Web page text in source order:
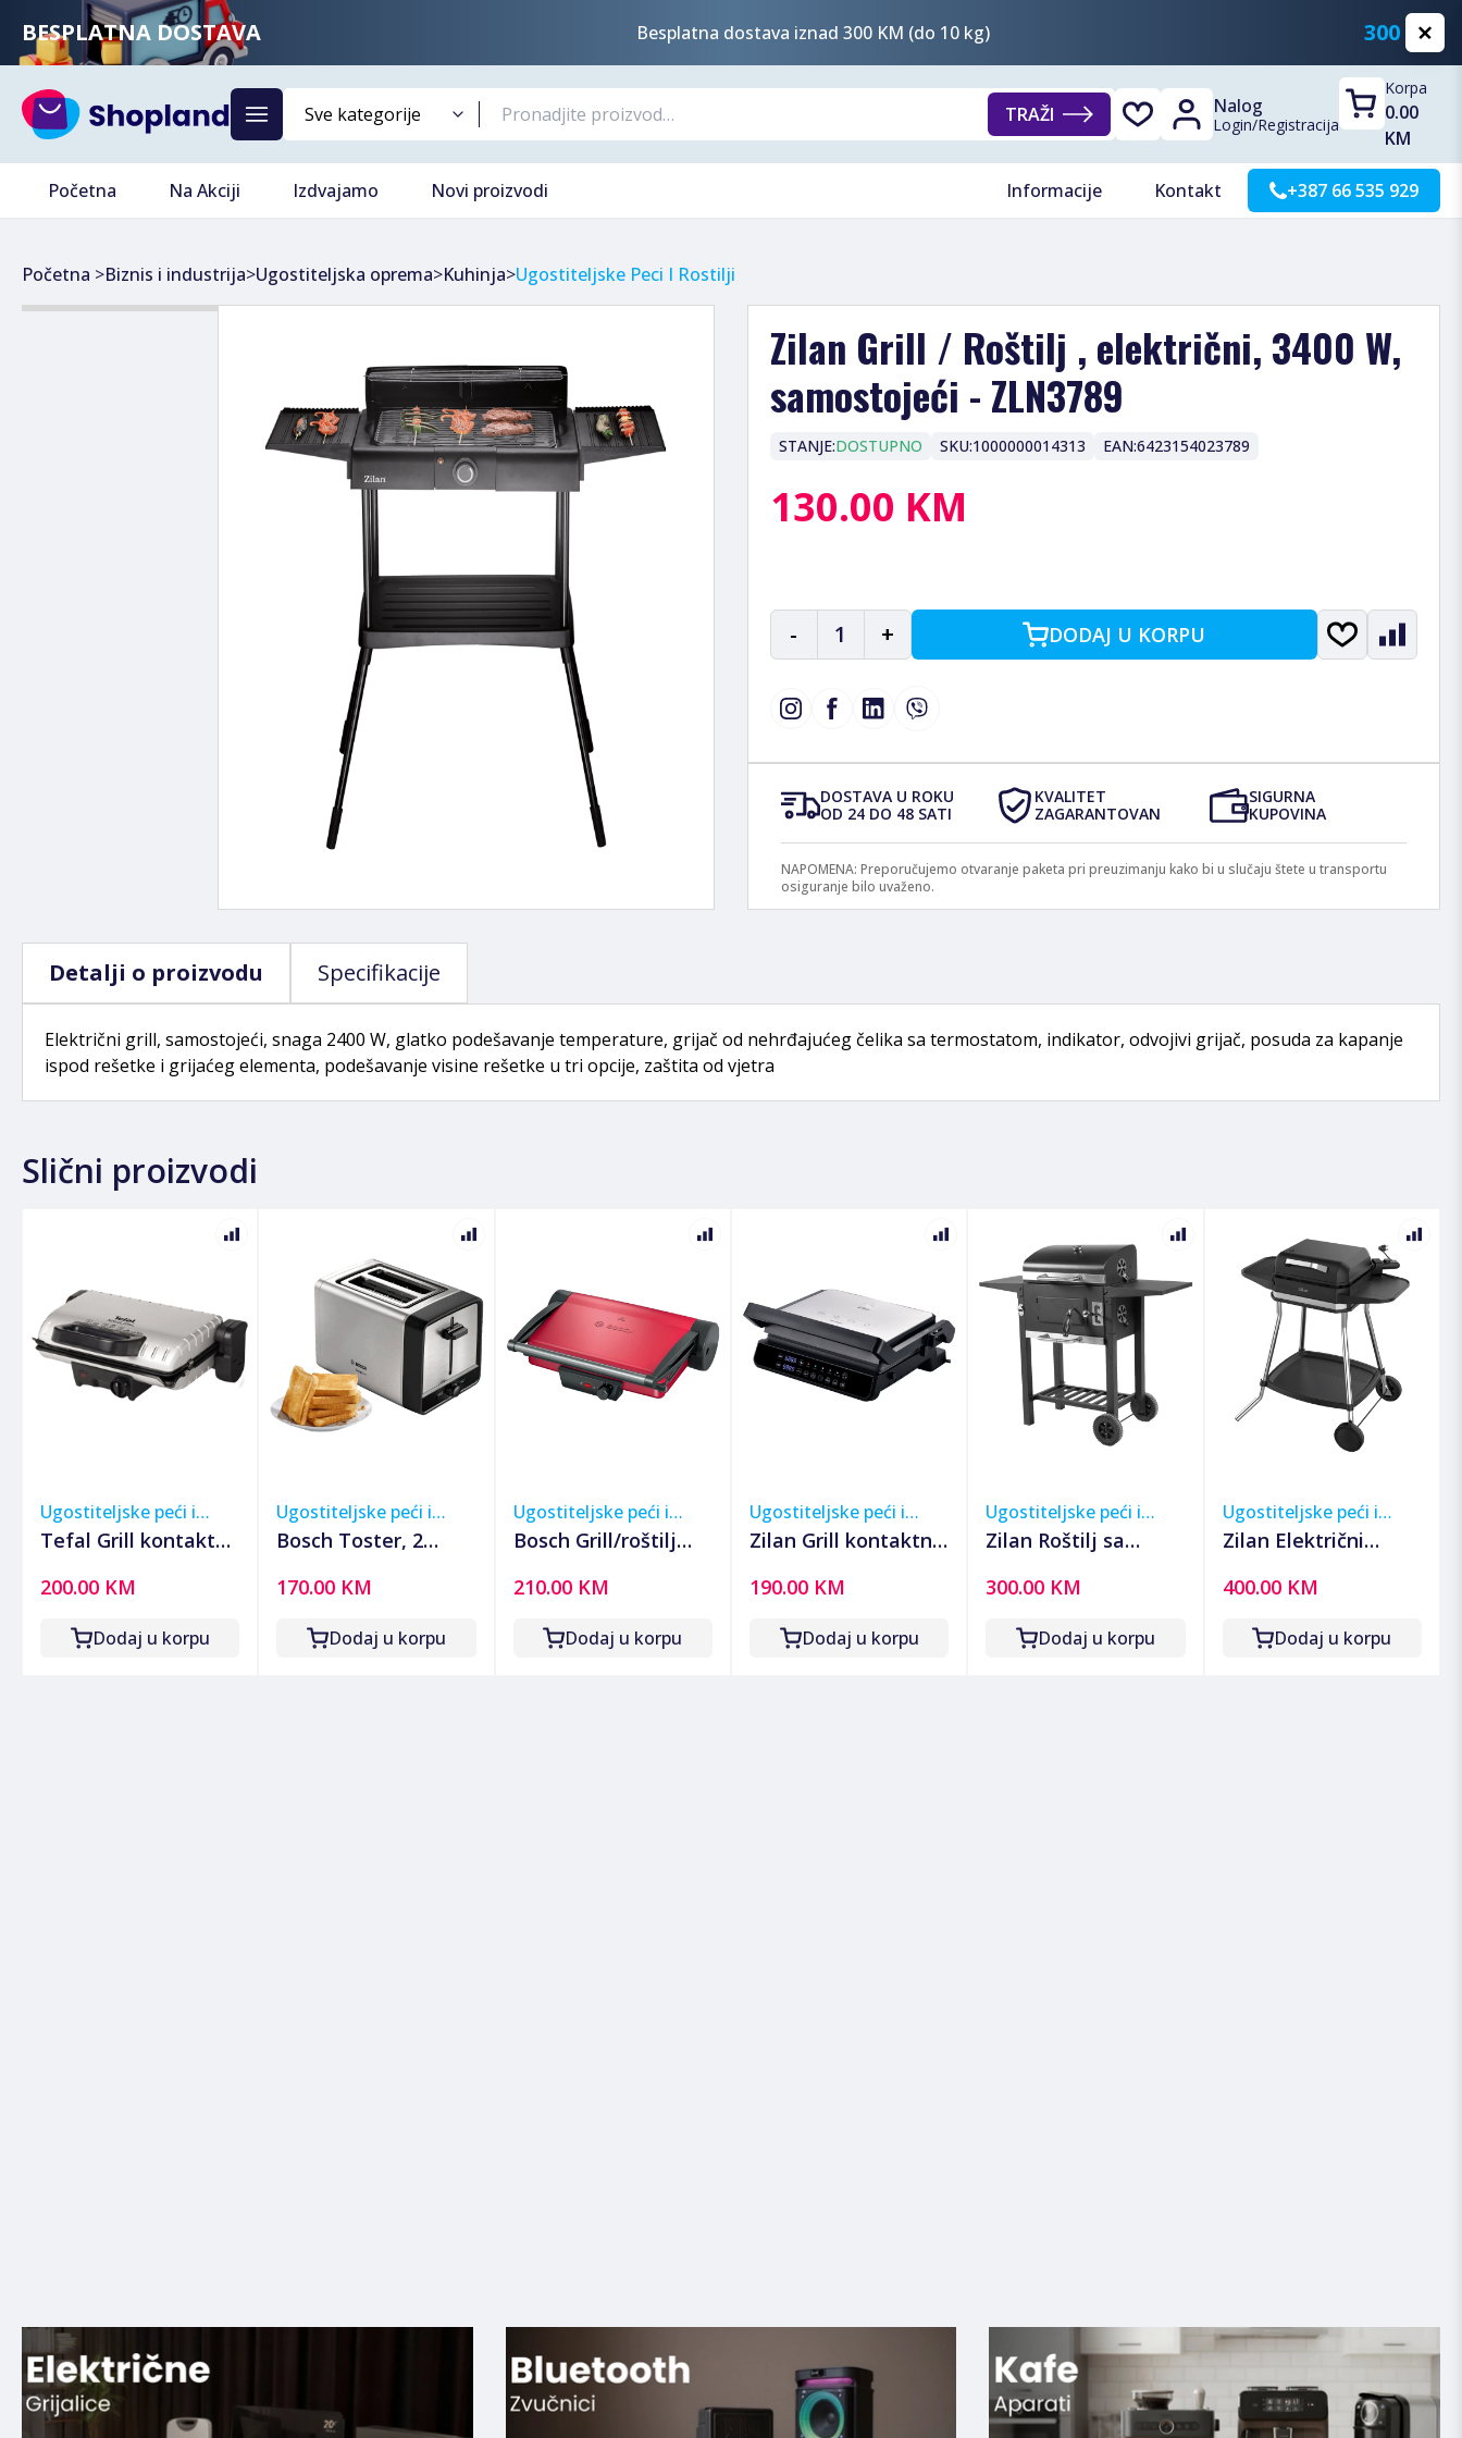
BESPLATNA DOSTAVA Besplatna dostava iznad 300 KM (do 10 kg) 300 KM
TRAŽI Nalog
Login/Registracija
Korpa
0.00
KM
Početna Na Akciji Izdvajamo Novi proizvodi Informacije Kontakt +387 66 535 929
Početna >Biznis i industrija>Ugostiteljska oprema>Kuhinja>Ugostiteljske Peci I Rostilji
Zilan Grill / Roštilj , električni, 3400 W,
samostojeći - ZLN3789
STANJE:DOSTUPNO SKU:1000000014313 EAN:6423154023789
130.00 KM
- 1 + DODAJ U KORPU
DOSTAVA U ROKU
OD 24 DO 48 SATI
KVALITET
ZAGARANTOVAN
SIGURNA
KUPOVINA
NAPOMENA: Preporučujemo otvaranje paketa pri preuzimanju kako bi u slučaju štete u transportu
osiguranje bilo uvaženo.
Detalji o proizvodu Specifikacije
Električni grill, samostojeći, snaga 2400 W, glatko podešavanje temperature, grijač od nehrđajućeg čelika sa termostatom, indikator, odvojivi grijač, posuda za kapanje
ispod rešetke i grijaćeg elementa, podešavanje visine rešetke u tri opcije, zaštita od vjetra
Slični proizvodi
Ugostiteljske peći i
roštilji
Tefal Grill kontaktni,
- GC205012
200.00 KM
Dodaj u korpu
Ugostiteljske peći i
roštilji
Bosch Toster, 2
970W, DesignLine -
TAT5P420
170.00 KM
Dodaj u korpu
Ugostiteljske peći i
roštilji
Bosch Grill/roštilj
2000W - TCG4104
210.00 KM
Dodaj u korpu
Ugostiteljske peći i
roštilji
Zilan Grill kontaktni,
programa rada, 2000
W - ZLN3942
190.00 KM
Dodaj u korpu
Ugostiteljske peći i
roštilji
Zilan Roštilj sa
ugalj - ZLN3584
300.00 KM
Dodaj u korpu
Ugostiteljske peći i
roštilji
Zilan Električni
3050W - ZLN2502
400.00 KM
Dodaj u korpu